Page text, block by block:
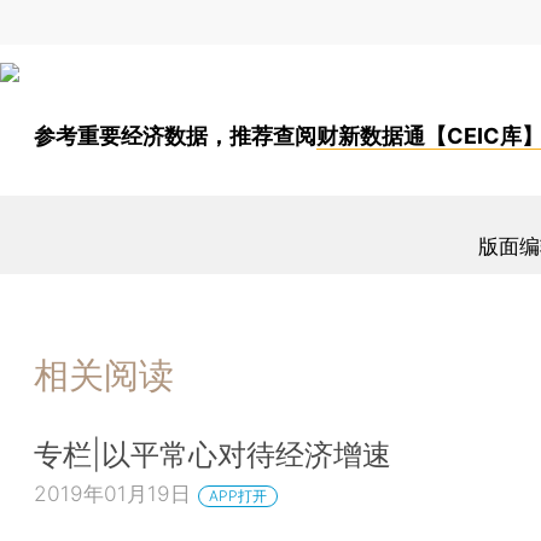
参考重要经济数据，推荐查阅财新数据通【CEIC库】
版面
相关阅读
专栏|以平常心对待经济增速
2019年01月19日 APP打开